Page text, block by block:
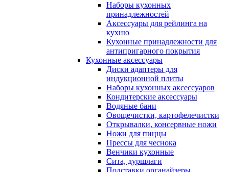
Наборы кухонных
принадлежностей
Аксессуары для рейлинга на
кухню
Кухонные принадлежности для
антипригарного покрытия
Кухонные аксессуары
Диски адаптеры для
индукционной плиты
Наборы кухонных аксессуаров
Кондитерские аксессуары
Водяные бани
Овощечистки, картофелечистки
Открывалки, консервные ножи
Ножи для пиццы
Прессы для чеснока
Венчики кухонные
Сита, дуршлаги
Подставки органайзеры